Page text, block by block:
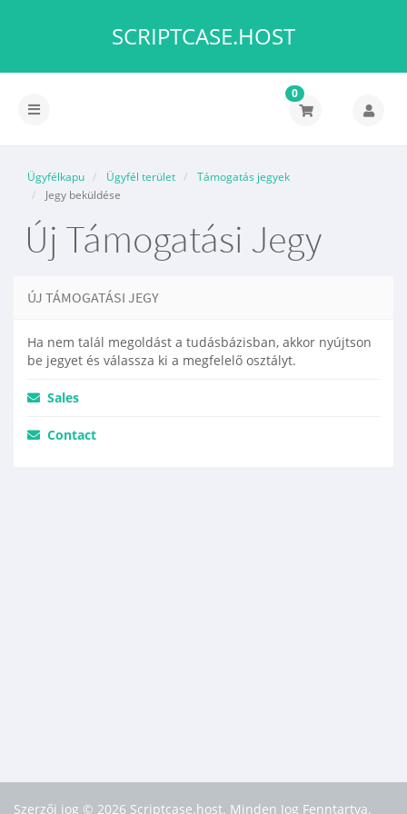
SCRIPTCASE.HOST
Váltás
navigációra
0
Ügyfélkapu Ügyfél terület
Támogatás jegyek
Jegy beküldése
Új Támogatási Jegy
ÚJ TÁMOGATÁSI JEGY
Ha nem talál megoldást a tudásbázisban, akkor nyújtson
be jegyet és válassza ki a megfelelő osztályt.
Sales
Contact
Szerzői jog © 2026 Scriptcase.host. Minden Jog Fenntartva.